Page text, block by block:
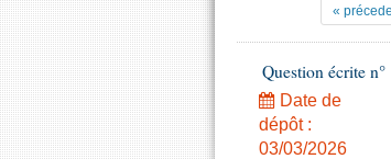
«
Question écrite
Date de
dépôt :
03/03/2026